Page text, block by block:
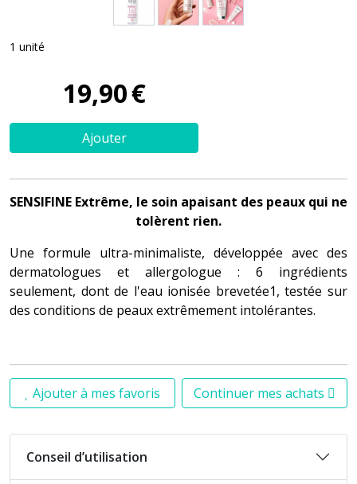
1 unité
19,90€
Ajouter
SENSIFINE Extrême, le soin apaisant des peaux qui ne
tolèrent rien.
Une formule ultra-minimaliste, développée avec des
dermatologues et allergologue : 6 ingrédients
seulement, dont de l'eau ionisée brevetée1, testée sur
des conditions de peaux extrêmement intolérantes.
Ajouter à mes favoris Continuer mes achats
Conseil d’utilisation